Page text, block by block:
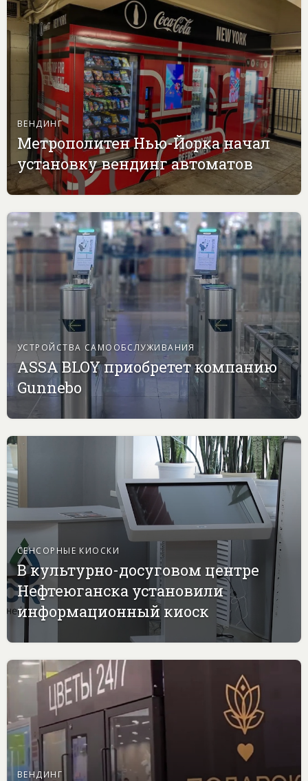
ВЕНДИНГ
Метрополитен Нью-Йорка начал
установку вендинг автоматов
УСТРОЙСТВА САМООБСЛУЖИВАНИЯ
ASSA BLOY приобретет компанию
Gunnebo
СЕНСОРНЫЕ КИОСКИ
В культурно-досуговом центре
Нефтеюганска установили
информационный киоск
ВЕНДИНГ